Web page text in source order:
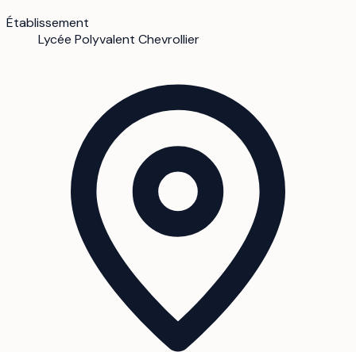
Établissement
Lycée Polyvalent Chevrollier